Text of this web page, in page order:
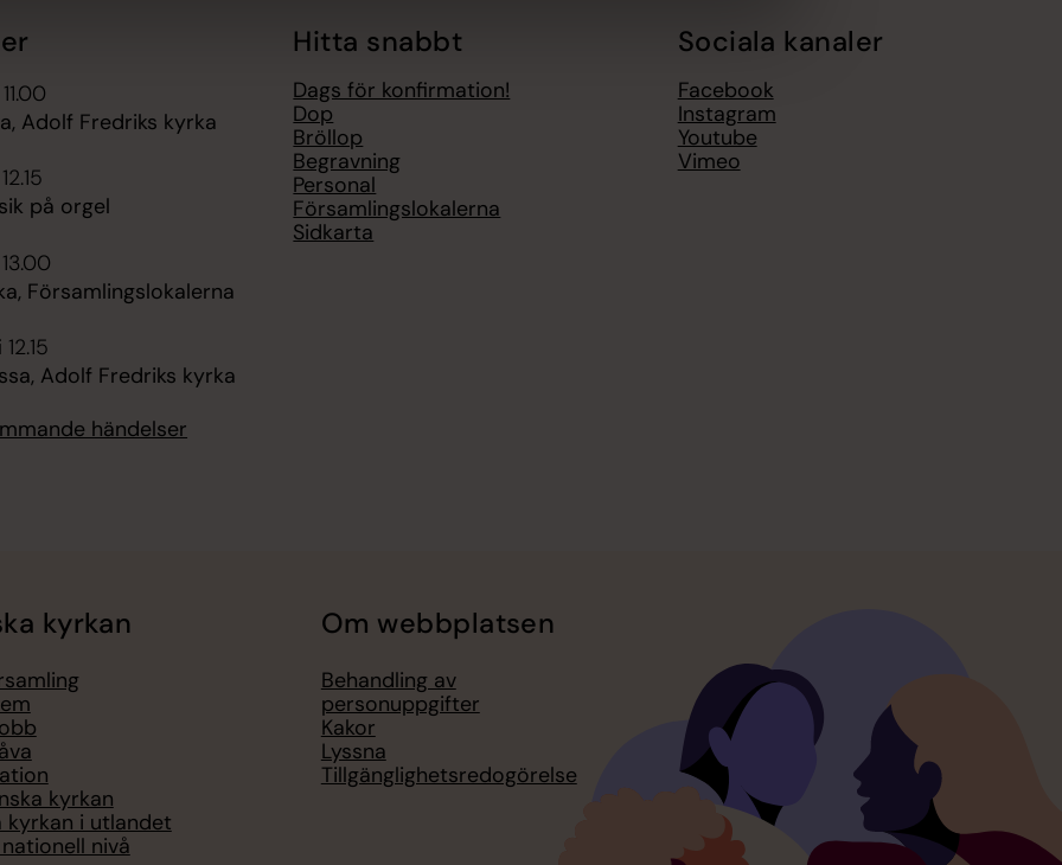
Adolf Fredriks kyrka
på orgel
Församlingslokalerna
Adolf Fredriks kyrka
händelser
Hitta snabbt
Dags för konfirmation!
Dop
Bröllop
Begravning
Personal
Församlingslokalerna
Sidkarta
Sociala kanaler
Facebook
Instagram
Youtube
Vimeo
kyrkan
kyrkan
kyrkan i utlandet
nivå
Om webbplatsen
Behandling av
personuppgifter
Kakor
Lyssna
Tillgänglighetsredogörelse